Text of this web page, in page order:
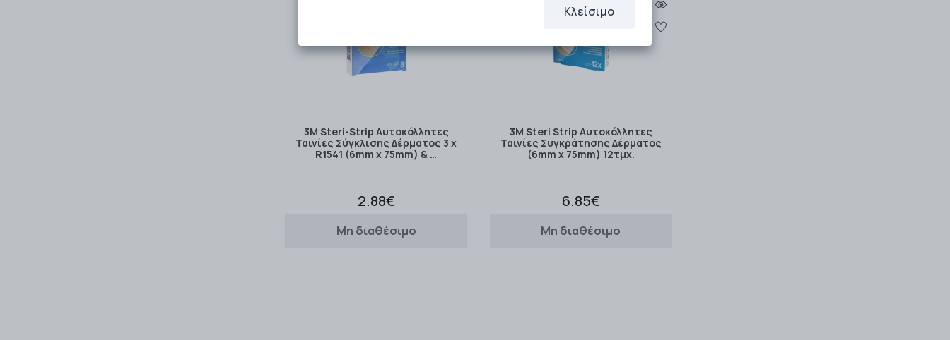
3M Steri-Strip Αυτοκόλλητες
Ταινίες Σύγκλισης Δέρματος 3 x
R1541 (6mm x 75mm) & …
2.88€
Μη διαθέσιμο
3M Steri Strip Αυτοκόλλητες
Ταινίες Συγκράτησης Δέρματος
(6mm x 75mm) 12τμχ.
6.85€
Μη διαθέσιμο
Κλείσιμο